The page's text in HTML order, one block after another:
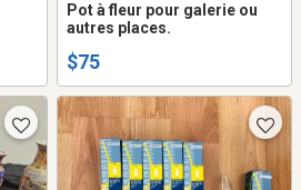
Pot à fleur pour galerie ou
autres places.
$75